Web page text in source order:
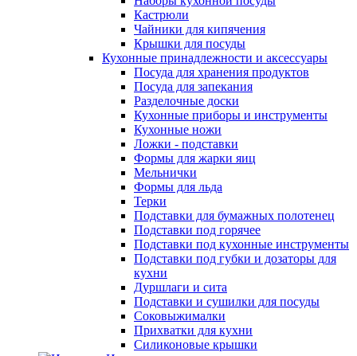
Кастрюли
Чайники для кипячения
Крышки для посуды
Кухонные принадлежности и аксессуары
Посуда для хранения продуктов
Посуда для запекания
Разделочные доски
Кухонные приборы и инструменты
Кухонные ножи
Ложки - подставки
Формы для жарки яиц
Мельнички
Формы для льда
Терки
Подставки для бумажных полотенец
Подставки под горячее
Подставки под кухонные инструменты
Подставки под губки и дозаторы для
кухни
Дуршлаги и сита
Подставки и сушилки для посуды
Соковыжималки
Прихватки для кухни
Силиконовые крышки